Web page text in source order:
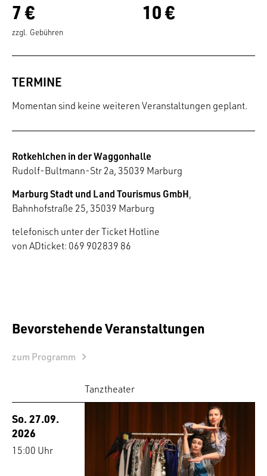
7 €
zzgl. Gebühren
10 €
TERMINE
Momentan sind keine weiteren Veranstaltungen geplant.
Rotkehlchen in der Waggonhalle
Rudolf-Bultmann-Str 2a, 35039 Marburg
Marburg Stadt und Land Tourismus GmbH,
Bahnhofstraße 25, 35039 Marburg
telefonisch unter der Ticket Hotline
von ADticket: 069 902839 86
Bevorstehende Veranstaltungen
zum Programm
Tanztheater
So. 27.09.
2026
15:00 Uhr